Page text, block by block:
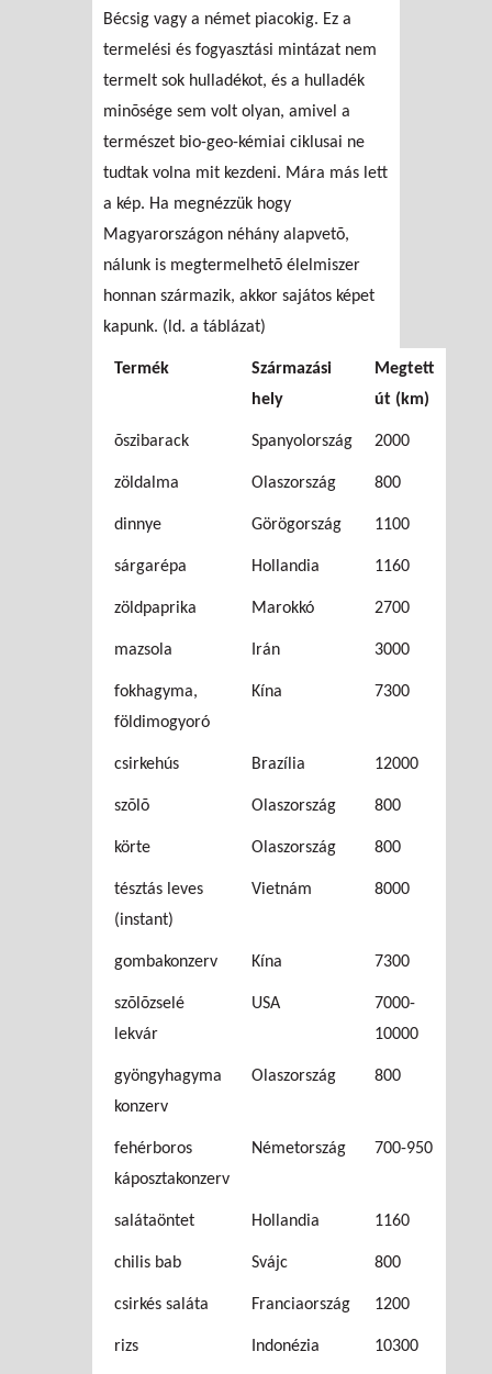
Bécsig vagy a német piacokig. Ez a
termelési és fogyasztási mintázat nem
termelt sok hulladékot, és a hulladék
minõsége sem volt olyan, amivel a
természet bio-geo-kémiai ciklusai ne
tudtak volna mit kezdeni. Mára más lett
a kép. Ha megnézzük hogy
Magyarországon néhány alapvetõ,
nálunk is megtermelhetõ élelmiszer
honnan származik, akkor sajátos képet
kapunk. (ld. a táblázat)
Termék
Származási
hely
Megtett
út (km)
õszibarack Spanyolország 2000
zöldalma Olaszország 800
dinnye Görögország 1100
sárgarépa Hollandia 1160
zöldpaprika Marokkó 2700
mazsola Irán 3000
fokhagyma,
földimogyoró
Kína 7300
csirkehús Brazília 12000
szõlõ Olaszország 800
körte Olaszország 800
tésztás leves
(instant)
Vietnám 8000
gombakonzerv Kína 7300
szõlõzselé
lekvár
USA
7000-
10000
gyöngyhagyma
konzerv
Olaszország 800
fehérboros
káposztakonzerv
Németország 700-950
salátaöntet Hollandia 1160
chilis bab Svájc 800
csirkés saláta Franciaország 1200
rizs Indonézia 10300